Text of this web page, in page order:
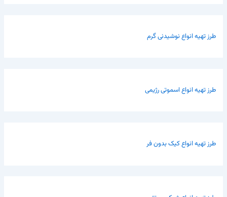
طرز تهیه انواع نوشیدنی گرم
طرز تهیه انواع اسموتی رژیمی
طرز تهیه انواع کیک بدون فر